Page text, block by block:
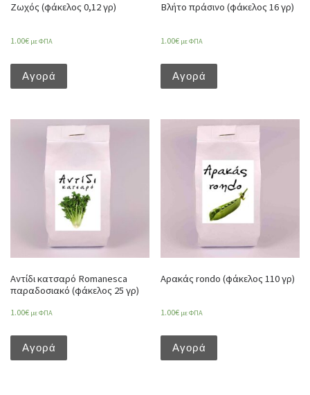
Ζωχός (φάκελος 0,12 γρ)
1.00€ με ΦΠΑ
Αγορά
Βλήτο πράσινο (φάκελος 16 γρ)
1.00€ με ΦΠΑ
Αγορά
Αντίδι κατσαρό Romanesca
παραδοσιακό (φάκελος 25 γρ)
1.00€ με ΦΠΑ
Αγορά
Αρακάς rondo (φάκελος 110 γρ)
1.00€ με ΦΠΑ
Αγορά